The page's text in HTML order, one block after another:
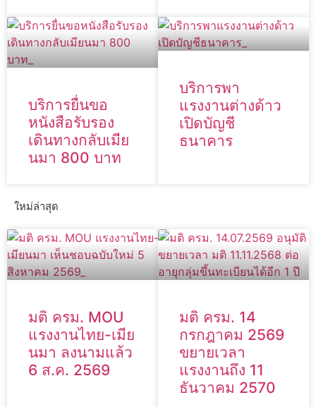
บริการยื่นขอ
หนังสือรับรอง
เดินทางกลับเมีย
นมา 800 บาท
บริการพา
แรงงานต่างด้าว
เปิดบัญชี
ธนาคาร
ใหม่ล่าสุด
มติ ครม. MOU
แรงงานไทย-เมีย
นมา ลงนามแล้ว
6 ส.ค. 2569
มติ ครม. 14
กรกฎาคม 2569
ขยายเวลา
แรงงานถึง 11
ธันวาคม 2570